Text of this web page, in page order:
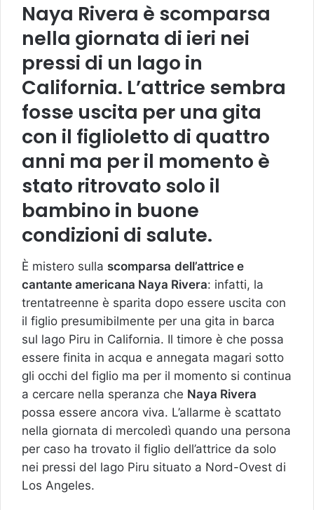
Naya Rivera è scomparsa
nella giornata di ieri nei
pressi di un lago in
California. L’attrice sembra
fosse uscita per una gita
con il figlioletto di quattro
anni ma per il momento è
stato ritrovato solo il
bambino in buone
condizioni di salute.
È mistero sulla scomparsa dell’attrice e
cantante americana Naya Rivera: infatti, la
trentatreenne è sparita dopo essere uscita con
il figlio presumibilmente per una gita in barca
sul lago Piru in California. Il timore è che possa
essere finita in acqua e annegata magari sotto
gli occhi del figlio ma per il momento si continua
a cercare nella speranza che Naya Rivera
possa essere ancora viva. L’allarme è scattato
nella giornata di mercoledì quando una persona
per caso ha trovato il figlio dell’attrice da solo
nei pressi del lago Piru situato a Nord-Ovest di
Los Angeles.